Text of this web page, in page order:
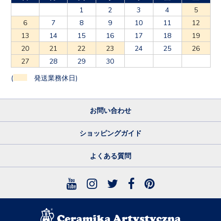
1
2 3 4
5
6
7 8 9 10 11
12
13
14 15 16 17 18
19
20
21 22 23 24 25
26
27
28 29 30
( 発送業務休日)
お問い合わせ
ショッピングガイド
よくある質問